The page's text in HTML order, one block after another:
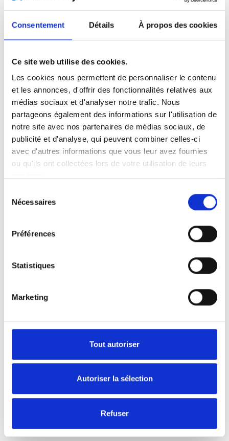
Consentement Détails À propos des cookies
Ce site web utilise des cookies.
Les cookies nous permettent de personnaliser le contenu
et les annonces, d'offrir des fonctionnalités relatives aux
médias sociaux et d'analyser notre trafic. Nous
partageons également des informations sur l'utilisation de
notre site avec nos partenaires de médias sociaux, de
publicité et d'analyse, qui peuvent combiner celles-ci
avec d'autres informations que vous leur avez fournies
ou qu'ils ont collectées lors de votre utilisation de leurs
Nécessaires
Préférences
Statistiques
Marketing
Tout autoriser
Autoriser la sélection
Refuser
Précédent Suivant
Ouvrez le menu déroulant sur la gauche et sélectionnez le
produit qui vous intéresse. Remarque : pour certains produits, il
n’y a pas de vidéo.
Intégration de vidéo
Sous chaque vidéo se trouve un code que vous pouvez utiliser
pour intégrer la vidéo dans votre site web.
Abonnez-vous
Pour être notifié dès qu’une nouvelle vidéo est disponible, nous
vous invitons à vous abonner à notre chaîneYouTube ici.
Carony
Carospeed Classic
Plateformes pour fauteuils roulant